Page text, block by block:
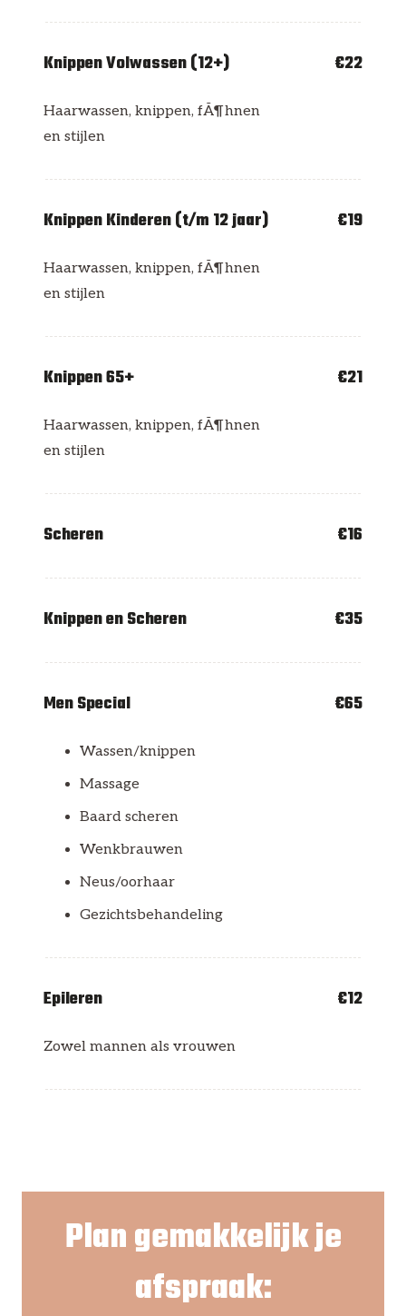
Knippen Volwassen (12+)
Haarwassen, knippen, fÃ¶hnen
en stijlen
€22
Knippen Kinderen (t/m 12 jaar)
Haarwassen, knippen, fÃ¶hnen
en stijlen
€19
Knippen 65+
Haarwassen, knippen, fÃ¶hnen
en stijlen
€21
Scheren €16
Knippen en Scheren €35
Men Special
Wassen/knippen
Massage
Baard scheren
Wenkbrauwen
Neus/oorhaar
Gezichtsbehandeling
€65
Epileren
Zowel mannen als vrouwen
€12
Plan gemakkelijk je
afspraak: